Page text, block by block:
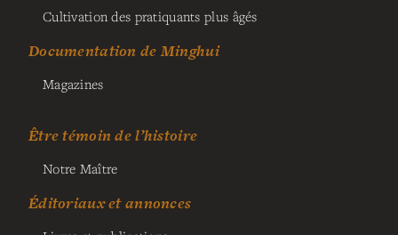
Cultivation des pratiquants plus âgés
Documentation de Minghui
Magazines
Être témoin de l’histoire
Notre Maître
Éditoriaux et annonces